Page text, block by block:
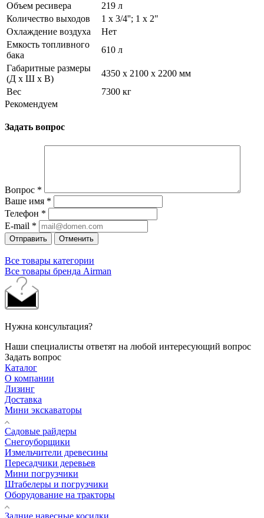
Объем ресивера
219 л
Количество выходов
1 х 3/4''; 1 х 2"
Охлаждение воздуха
Нет
Емкость топливного
бака
610 л
Габаритные размеры
(Д x Ш x В)
4350 х 2100 х 2200 мм
Вес
7300 кг
Рекомендуем
Задать вопрос
Вопрос *
Ваше имя *
Телефон *
E-mail *
Отправить Отменить
Все товары категории
Все товары бренда Airman
Нужна консультация?
Наши специалисты ответят на любой интересующий вопрос
Задать вопрос
Каталог
О компании
Лизинг
Доставка
Мини экскаваторы
Садовые райдеры
Снегоуборщики
Измельчители древесины
Пересадчики деревьев
Мини погрузчики
Штабелеры и погрузчики
Оборудование на тракторы
Задние навесные косилки